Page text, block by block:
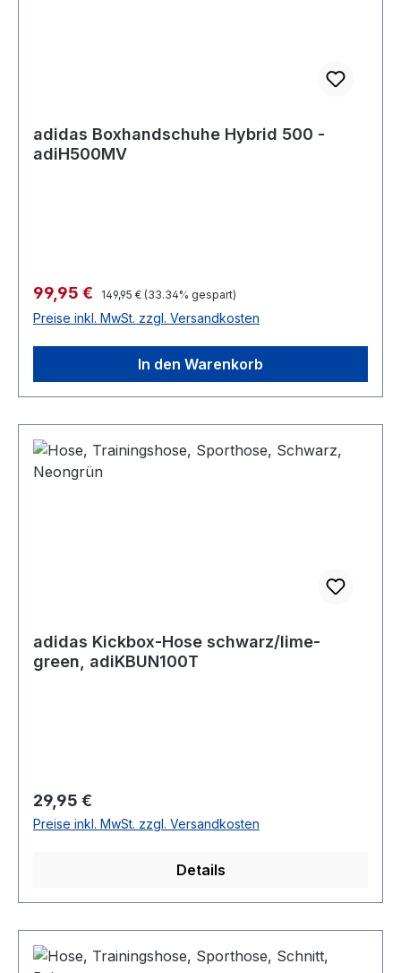
adidas Boxhandschuhe Hybrid 500 -
adiH500MV
Verkaufspreis:
99,95 € Regulärer Preis:
149,95 € (33.34% gespart)
Preise inkl. MwSt. zzgl. Versandkosten
In den Warenkorb
adidas Kickbox-Hose schwarz/lime-
green, adiKBUN100T
Regulärer Preis:
29,95 €
Preise inkl. MwSt. zzgl. Versandkosten
Details